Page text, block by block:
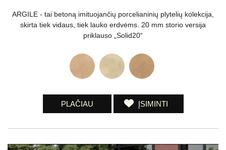
ARGILE - tai betoną imituojančių porcelianinių plytelių kolekcija,
skirta tiek vidaus, tiek lauko erdvėms. 20 mm storio versija
priklauso „Solid20“
PLAČIAU ĮSIMINTI